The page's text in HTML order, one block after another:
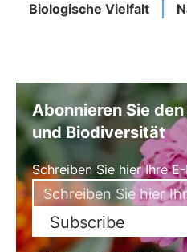
Biologische Vielfalt
Abonnieren Sie
und Biodiversität
Schreiben Sie hier Ihre
Subscribe